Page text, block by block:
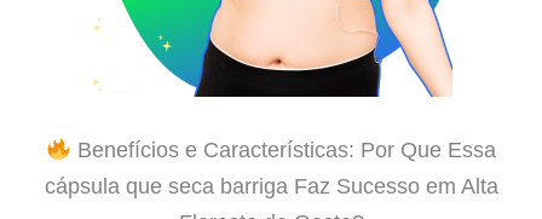
Benefícios e Características: Por Que Essa
cápsula que seca barriga Faz Sucesso em Alta